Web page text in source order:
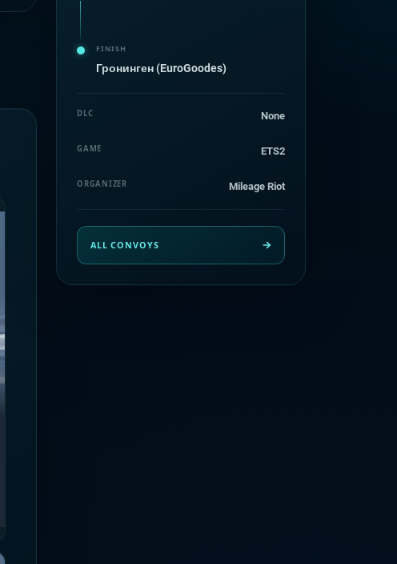
FINISH
Гронинген (EuroGoodes)
DLC None
GAME ETS2
ORGANIZER Mileage Riot
ALL CONVOYS